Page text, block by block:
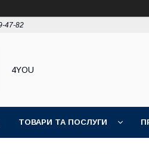
47-82
4YOU
ТОВАРИ ТА ПОСЛУГИ